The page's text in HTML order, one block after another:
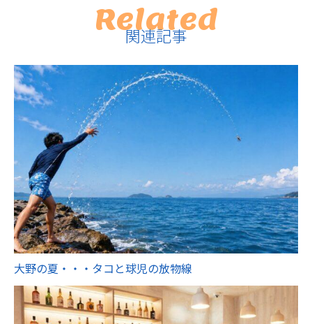
Related
関連記事
大野の夏・・・タコと球児の放物線